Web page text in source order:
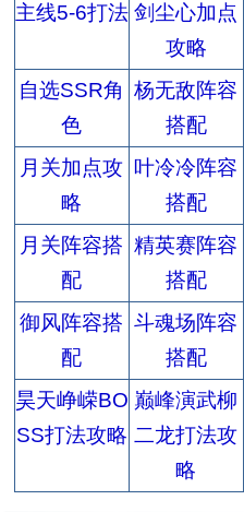
主线5-6打法 剑尘心加点
攻略
自选SSR角
色
杨无敌阵容
搭配
月关加点攻
略
叶冷冷阵容
搭配
月关阵容搭
配
精英赛阵容
搭配
御风阵容搭
配
斗魂场阵容
搭配
昊天峥嵘BO
SS打法攻略
巅峰演武柳
二龙打法攻
略